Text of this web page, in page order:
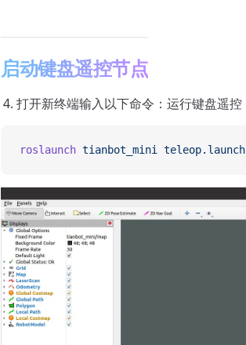
启动键盘遥控节点
打开新终端输入以下命令：运行键盘遥控
roslaunch tianbot_mini teleop.launch